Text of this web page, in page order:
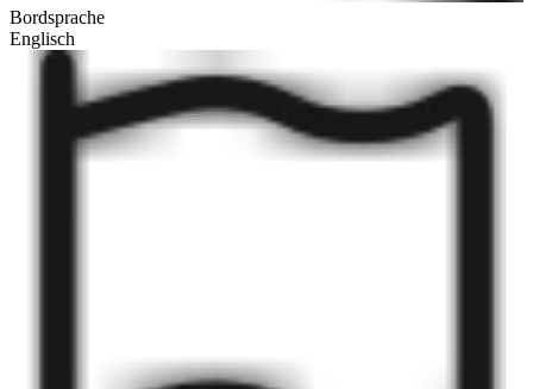
Bordsprache
Englisch